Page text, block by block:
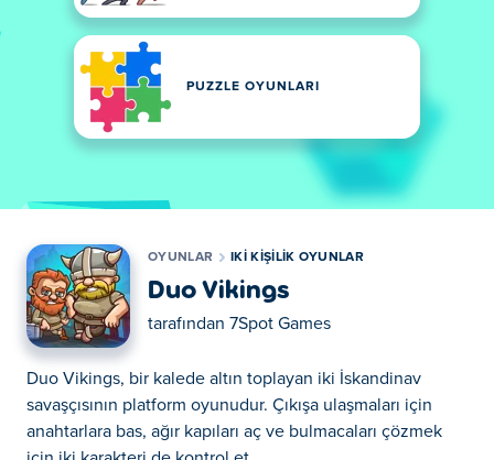
PUZZLE OYUNLARI
OYUNLAR IKI KIŞILIK OYUNLAR
Duo Vikings
tarafından 7Spot Games
Duo Vikings, bir kalede altın toplayan iki İskandinav
savaşçısının platform oyunudur. Çıkışa ulaşmaları için
anahtarlara bas, ağır kapıları aç ve bulmacaları çözmek